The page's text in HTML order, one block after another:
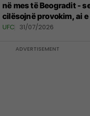
në mes të Beogradit -
cilësojnë provokim, ai
simbol të identitetit
UFC 31/07/2026